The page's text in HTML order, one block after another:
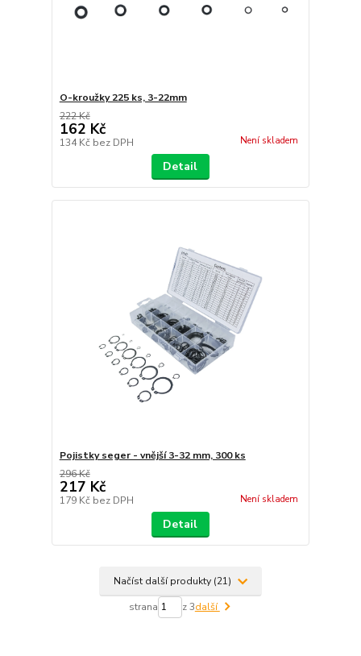
O-kroužky 225 ks, 3-22mm
222 Kč
162 Kč
134 Kč bez DPH Není skladem
Detail
Pojistky seger - vnější 3-32 mm, 300 ks
296 Kč
217 Kč
179 Kč bez DPH Není skladem
Detail
Načíst další produkty (21)
strana z 3další